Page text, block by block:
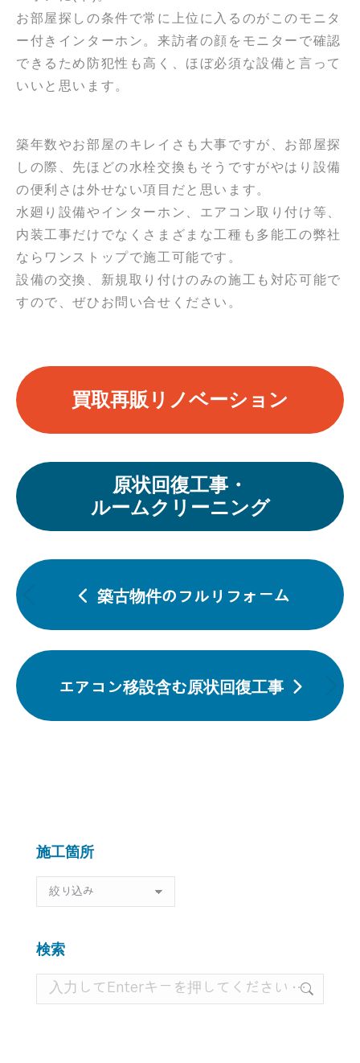
お部屋探しの条件で常に上位に入るのがこのモニタ
ー付きインターホン。来訪者の顔をモニターで確認
できるため防犯性も高く、ほぼ必須な設備と言って
いいと思います。
築年数やお部屋のキレイさも大事ですが、お部屋探
しの際、先ほどの水栓交換もそうですがやはり設備
の便利さは外せない項目だと思います。
水廻り設備やインターホン、エアコン取り付け等、
内装工事だけでなくさまざまな工種も多能工の弊社
ならワンストップで施工可能です。
設備の交換、新規取り付けのみの施工も対応可能で
すので、ぜひお問い合せください。
買取再販リノベーション
原状回復工事・
ルームクリーニング
投
稿
ナ
ゲ
ー
シ
稿:
築古物件のフルリフォーム
次
エアコン移設含む原状回復工事
施工箇所
工
所
検索
索: